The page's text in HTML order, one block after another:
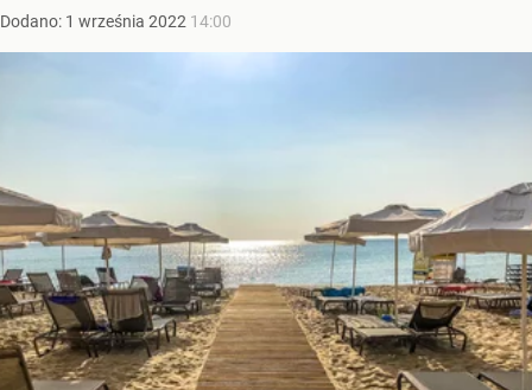
Dodano: 1 września 2022 14:00